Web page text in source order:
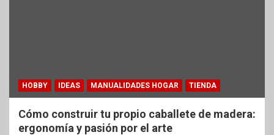
HOBBY IDEAS MANUALIDADES HOGAR TIENDA
Cómo construir tu propio caballete de madera:
ergonomía y pasión por el arte